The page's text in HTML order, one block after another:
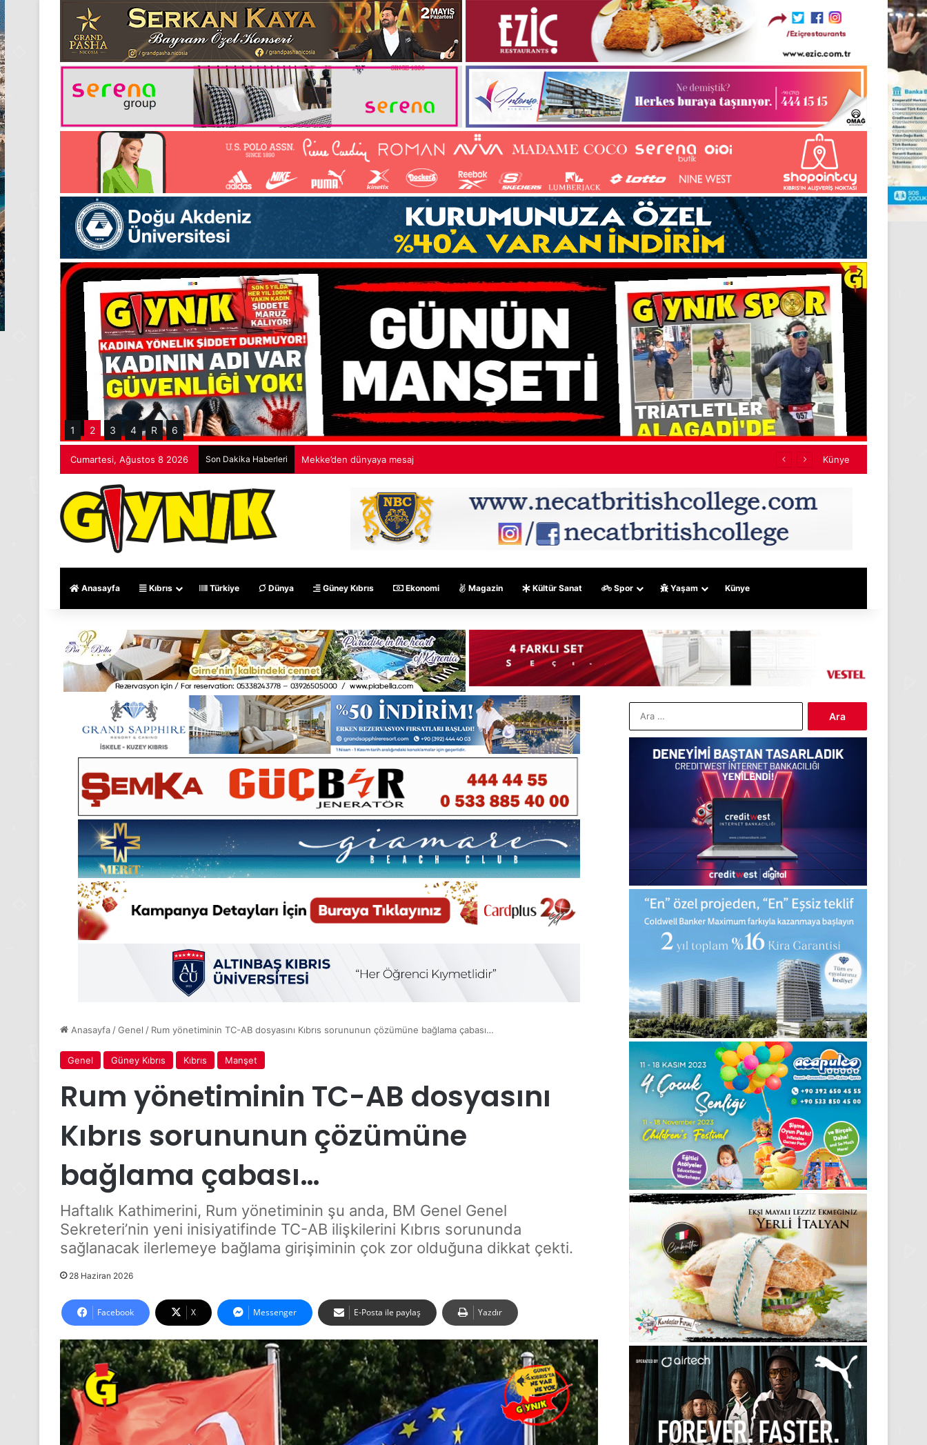
1 2 3 4 R 6
Cumartesi, Ağustos 8 2026 Son Dakika Haberleri Mekke’den dünyaya mesaj Künye
Anasayfa Kıbrıs Türkiye Dünya Güney Kıbrıs Ekonomi Magazin Kültür Sanat Spor Yaşam Künye
Anasayfa/Genel / Rum yönetiminin TC-AB dosyasını Kıbrıs sorununun çözümüne bağlama çabası…
Genel Güney Kıbrıs Kıbrıs Manşet
Rum yönetiminin TC-AB dosyasını
Kıbrıs sorununun çözümüne
bağlama çabası…
Haftalık Kathimerini, Rum yönetiminin şu anda, BM Genel Genel
Sekreteri’nin yeni inisiyatifinde TC-AB ilişkilerini Kıbrıs sorununda
sağlanacak ilerlemeye bağlama girişiminin çok zor olduğuna dikkat çekti.
28 Haziran 2026
Facebook X Messenger E-Posta ile paylaş Yazdır